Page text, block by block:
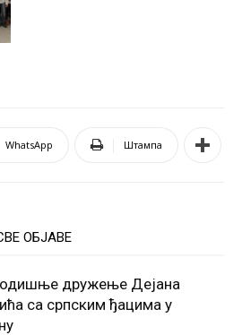
WhatsApp Штампа
ОБЈАВЕ
дружење Дејана
са српским ђацима у